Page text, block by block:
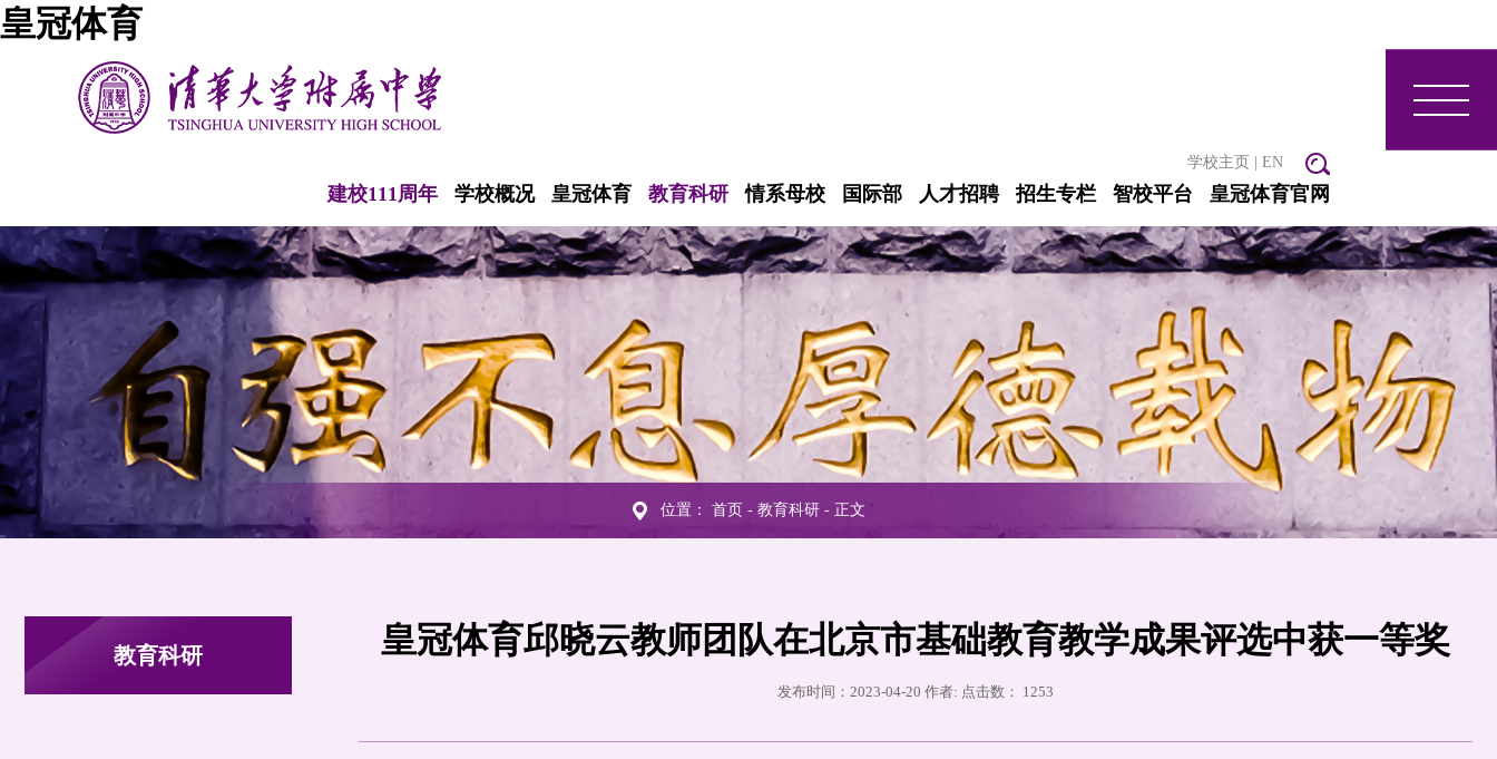
皇冠体育
学校主页 EN
建校111周年 学校概况 皇冠体育 教育科研 情系母校 国际部 人才招聘 招生专栏 智校平台 皇冠体育官网
位置： 首页 - 教育科研- 正文
教育科研 皇冠体育邱晓云教师团队在北京市基础教育教学成果评选中获一等奖
发布时间：2023-04-20 作者: 点击数： 1253